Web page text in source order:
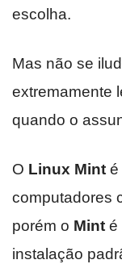
escolha.
Mas não se
extremamente
quando o
O Linux Mint é
computadores
porém o Mint é
instalação